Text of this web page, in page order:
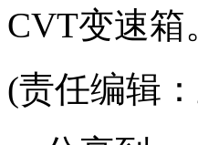
CVT变速箱
(责任编辑